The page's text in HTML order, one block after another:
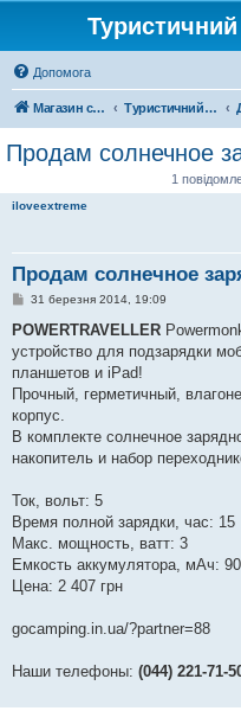
Допомога
Магазин спорядження Туристичний форум «Рюкзак»
Продам солнечное
1
iloveextreme
Продам солнечное
П
в
д
о
л
е
н
н
я
31 березня 2014, 19:09
POWERTRAVELLER
устройство для подзарядки
планшетов и iPad!
Прочный, герметичный,
корпус.
В комплекте солнечное
накопитель и набор
Ток, вольт: 5
Время полной зарядки, час: 15
Макс. мощность, ватт: 3
Емкость аккумулятора, мАч:
Цена: 2 407 грн
gocamping.in.ua/?partner=88
Наши телефоны: (044) 221-71-